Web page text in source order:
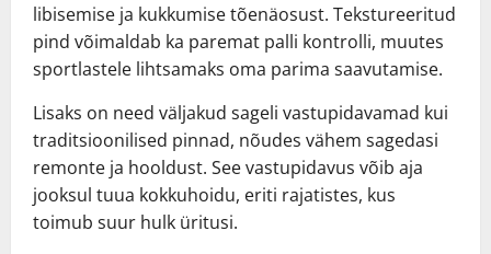
libisemise ja kukkumise tõenäosust. Tekstureeritud
pind võimaldab ka paremat palli kontrolli, muutes
sportlastele lihtsamaks oma parima saavutamise.
Lisaks on need väljakud sageli vastupidavamad kui
traditsioonilised pinnad, nõudes vähem sagedasi
remonte ja hooldust. See vastupidavus võib aja
jooksul tuua kokkuhoidu, eriti rajatistes, kus
toimub suur hulk üritusi.